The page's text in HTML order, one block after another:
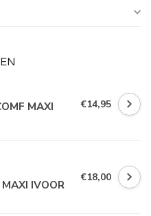
MAXI €14,95
IVOOR €18,00